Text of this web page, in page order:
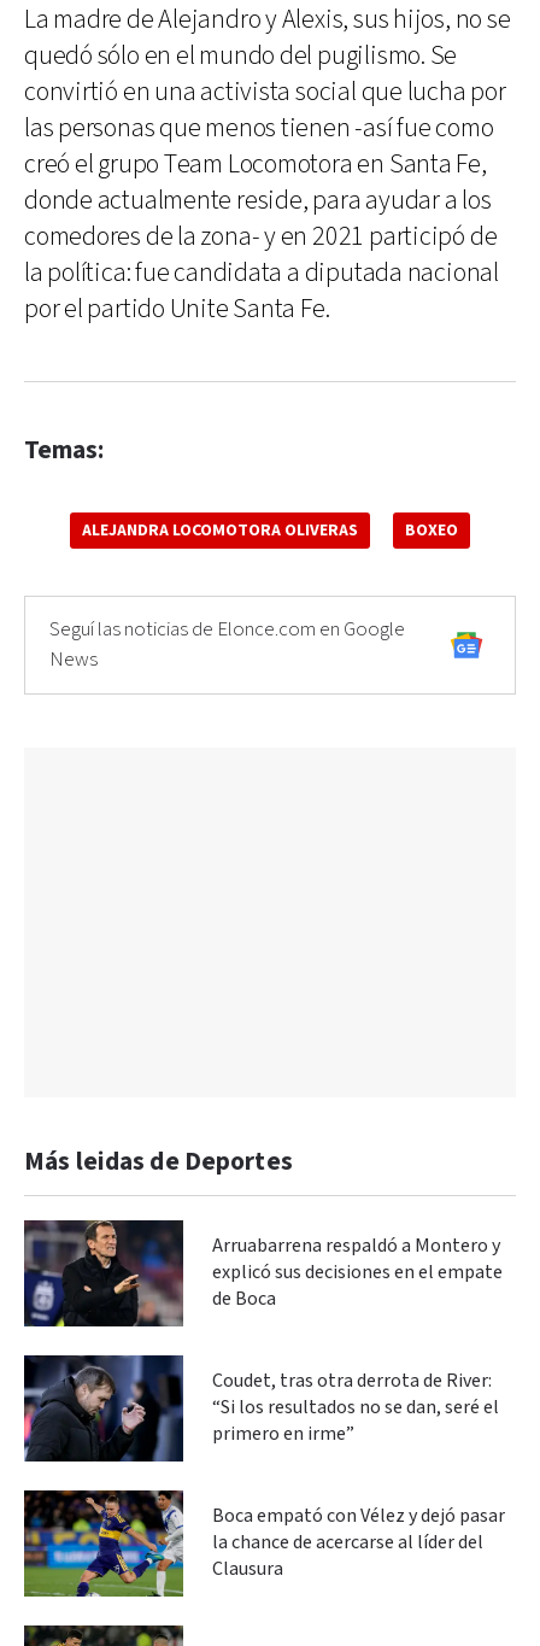
La madre de Alejandro y Alexis, sus hijos, no se
quedó sólo en el mundo del pugilismo. Se
convirtió en una activista social que lucha por
las personas que menos tienen -así fue como
creó el grupo Team Locomotora en Santa Fe,
donde actualmente reside, para ayudar a los
comedores de la zona- y en 2021 participó de
la política: fue candidata a diputada nacional
por el partido Unite Santa Fe.
Temas:
ALEJANDRA LOCOMOTORA OLIVERAS BOXEO
Seguí las noticias de Elonce.com en Google
News
Más leidas de Deportes
Arruabarrena respaldó a Montero y
explicó sus decisiones en el empate
de Boca
Coudet, tras otra derrota de River:
“Si los resultados no se dan, seré el
primero en irme”
Boca empató con Vélez y dejó pasar
la chance de acercarse al líder del
Clausura